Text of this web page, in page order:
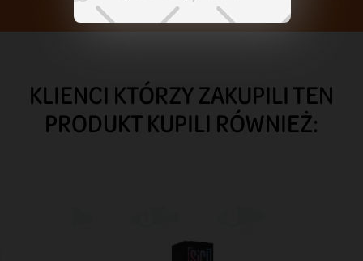
KLIENCI KTÓRZY ZAKUPILI TEN
PRODUKT KUPILI RÓWNIEŻ: